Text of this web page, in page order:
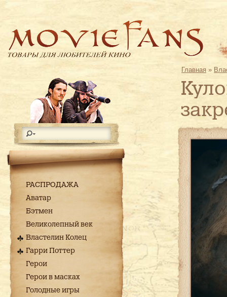
РАСПРОДАЖА
Аватар
Бэтмен
Великолепный век
Властелин Колец
Гарри Поттер
Герои
Герои в масках
Голодные игры
Главная »